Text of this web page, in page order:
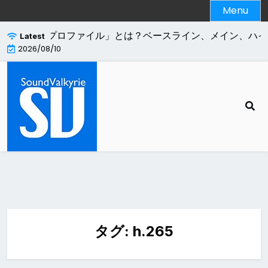
to
content
Menu
Latest
ドの「プロファイル」とは？ベースライン、メイン、ハ
2026/08/10
タグ: h.265